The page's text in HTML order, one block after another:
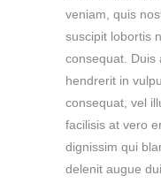
veniam, quis
suscipit lobortis
consequat. Duis
hendrerit in
consequat, vel
facilisis at vero
dignissim qui
delenit augue